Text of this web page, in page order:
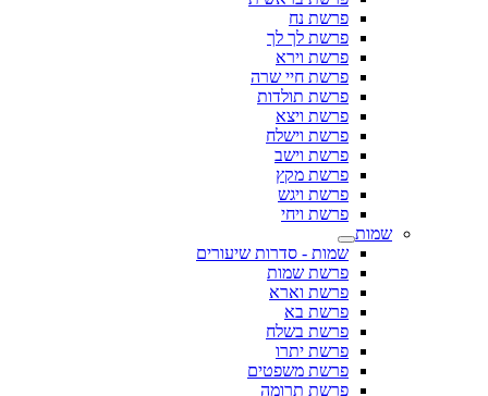
פרשת נח
פרשת לך לך
פרשת וירא
פרשת חיי שרה
פרשת תולדות
פרשת ויצא
פרשת וישלח
פרשת וישב
פרשת מקץ
פרשת ויגש
פרשת ויחי
שמות
שמות - סדרות שיעורים
פרשת שמות
פרשת וארא
פרשת בא
פרשת בשלח
פרשת יתרו
פרשת משפטים
פרשת תרומה